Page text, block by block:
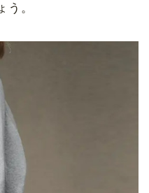
う。